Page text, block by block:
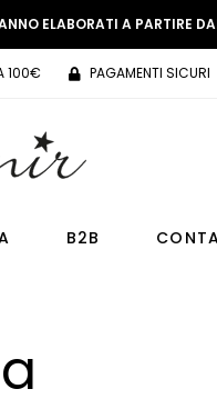
ELABORATI A PARTIRE
100€ PAGAMENTI SICURI
B2B